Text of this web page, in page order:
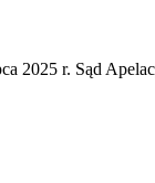
2025 r. Sąd